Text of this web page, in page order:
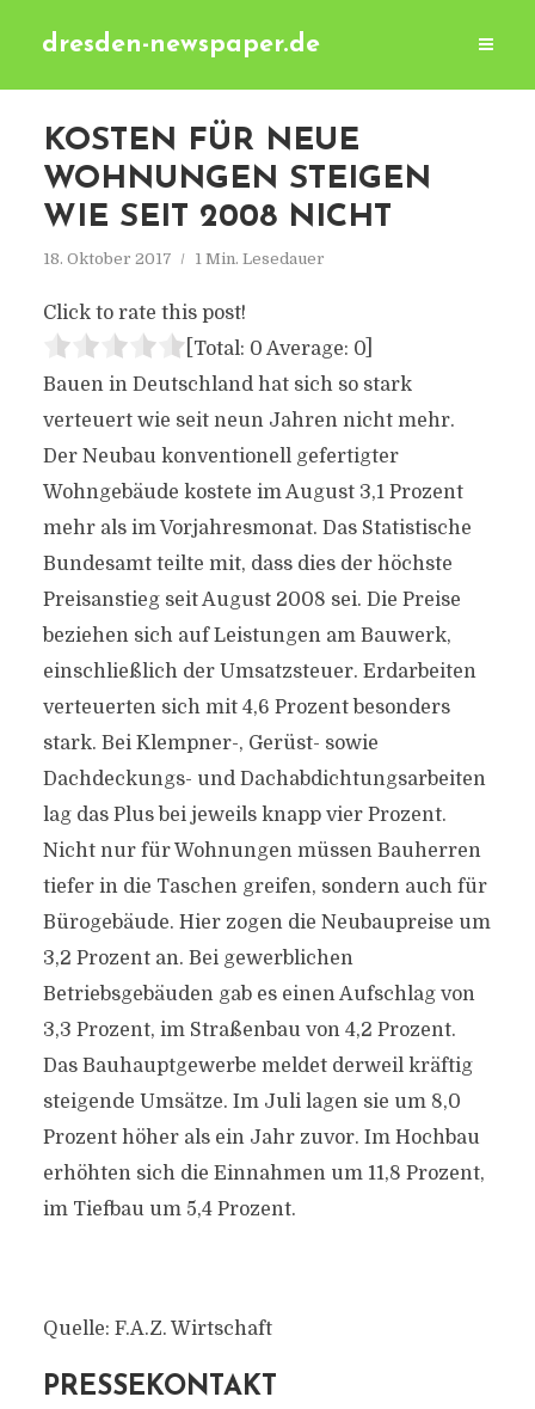
dresden-newspaper.de
KOSTEN FÜR NEUE
WOHNUNGEN STEIGEN
WIE SEIT 2008 NICHT
18. Oktober 2017 1 Min. Lesedauer
Click to rate this post!
[Total: 0 Average: 0]
Bauen in Deutschland hat sich so stark
verteuert wie seit neun Jahren nicht mehr.
Der Neubau konventionell gefertigter
Wohngebäude kostete im August 3,1 Prozent
mehr als im Vorjahresmonat. Das Statistische
Bundesamt teilte mit, dass dies der höchste
Preisanstieg seit August 2008 sei. Die Preise
beziehen sich auf Leistungen am Bauwerk,
einschließlich der Umsatzsteuer. Erdarbeiten
verteuerten sich mit 4,6 Prozent besonders
stark. Bei Klempner-, Gerüst- sowie
Dachdeckungs- und Dachabdichtungsarbeiten
lag das Plus bei jeweils knapp vier Prozent.
Nicht nur für Wohnungen müssen Bauherren
tiefer in die Taschen greifen, sondern auch für
Bürogebäude. Hier zogen die Neubaupreise um
3,2 Prozent an. Bei gewerblichen
Betriebsgebäuden gab es einen Aufschlag von
3,3 Prozent, im Straßenbau von 4,2 Prozent.
Das Bauhauptgewerbe meldet derweil kräftig
steigende Umsätze. Im Juli lagen sie um 8,0
Prozent höher als ein Jahr zuvor. Im Hochbau
erhöhten sich die Einnahmen um 11,8 Prozent,
im Tiefbau um 5,4 Prozent.
Quelle: F.A.Z. Wirtschaft
PRESSEKONTAKT